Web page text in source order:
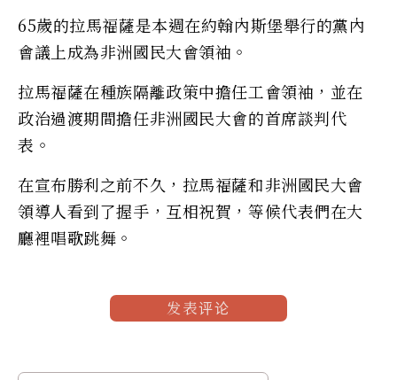
65歲的拉馬福薩是本週在約翰內斯堡舉行的黨內
會議上成為非洲國民大會領袖。
拉馬福薩在種族隔離政策中擔任工會領袖，並在
政治過渡期間擔任非洲國民大會的首席談判代
表。
在宣布勝利之前不久，拉馬福薩和非洲國民大會
領導人看到了握手，互相祝賀，等候代表們在大
廳裡唱歌跳舞。
发表评论